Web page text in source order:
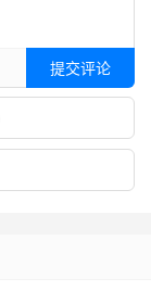
提交评论